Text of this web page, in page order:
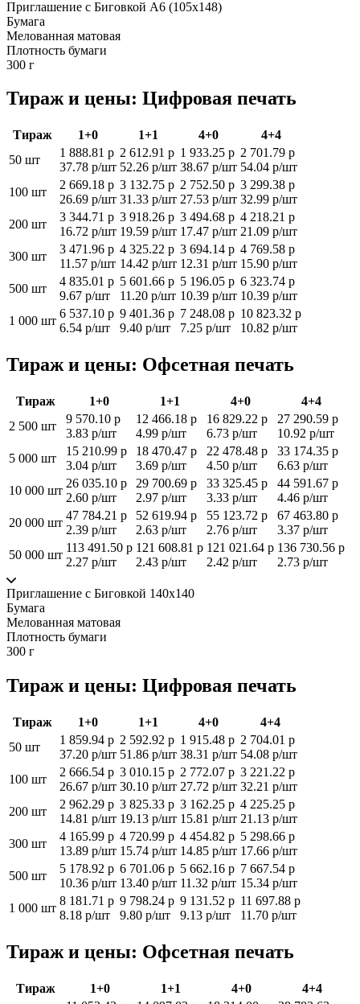
Приглашение с Биговкой А6 (105х148)
Бумага
Мелованная матовая
Плотность бумаги
300 г
Тираж и цены: Цифровая печать
Тираж 1+0 1+1 4+0
4+4
50 шт
1 888.81 р
37.78 р/шт
2 612.91 р
52.26 р/шт
1 933.25 р
38.67 р/шт
2 701.79 р
54.04 р/шт
100 шт
2 669.18 р
26.69 р/шт
3 132.75 р
31.33 р/шт
2 752.50 р
27.53 р/шт
3 299.38 р
32.99 р/шт
200 шт
3 344.71 р
16.72 р/шт
3 918.26 р
19.59 р/шт
3 494.68 р
17.47 р/шт
4 218.21 р
21.09 р/шт
300 шт
3 471.96 р
11.57 р/шт
4 325.22 р
14.42 р/шт
3 694.14 р
12.31 р/шт
4 769.58 р
15.90 р/шт
500 шт
4 835.01 р
9.67 р/шт
5 601.66 р
11.20 р/шт
5 196.05 р
10.39 р/шт
6 323.74 р
10.39 р/шт
1 000 шт
6 537.10 р
6.54 р/шт
9 401.36 р
9.40 р/шт
7 248.08 р
7.25 р/шт
10 823.32 р
10.82 р/шт
Тираж и цены: Офсетная печать
Тираж 1+0 1+1 4+0
4+4
2 500 шт
9 570.10 р
3.83 р/шт
12 466.18 р
4.99 р/шт
16 829.22 р
6.73 р/шт
27 290.59 р
10.92 р/шт
5 000 шт
15 210.99 р
3.04 р/шт
18 470.47 р
3.69 р/шт
22 478.48 р
4.50 р/шт
33 174.35 р
6.63 р/шт
10 000 шт
26 035.10 р
2.60 р/шт
29 700.69 р
2.97 р/шт
33 325.45 р
3.33 р/шт
44 591.67 р
4.46 р/шт
20 000 шт
47 784.21 р
2.39 р/шт
52 619.94 р
2.63 р/шт
55 123.72 р
2.76 р/шт
67 463.80 р
3.37 р/шт
50 000 шт
113 491.50 р
2.27 р/шт
121 608.81 р
2.43 р/шт
121 021.64 р
2.42 р/шт
136 730.56 р
2.73 р/шт
Приглашение с Биговкой 140x140
Бумага
Мелованная матовая
Плотность бумаги
300 г
Тираж и цены: Цифровая печать
Тираж 1+0 1+1 4+0
4+4
50 шт
1 859.94 р
37.20 р/шт
2 592.92 р
51.86 р/шт
1 915.48 р
38.31 р/шт
2 704.01 р
54.08 р/шт
100 шт
2 666.54 р
26.67 р/шт
3 010.15 р
30.10 р/шт
2 772.07 р
27.72 р/шт
3 221.22 р
32.21 р/шт
200 шт
2 962.29 р
14.81 р/шт
3 825.33 р
19.13 р/шт
3 162.25 р
15.81 р/шт
4 225.25 р
21.13 р/шт
300 шт
4 165.99 р
13.89 р/шт
4 720.99 р
15.74 р/шт
4 454.82 р
14.85 р/шт
5 298.66 р
17.66 р/шт
500 шт
5 178.92 р
10.36 р/шт
6 701.06 р
13.40 р/шт
5 662.16 р
11.32 р/шт
7 667.54 р
15.34 р/шт
1 000 шт
8 181.71 р
8.18 р/шт
9 798.24 р
9.80 р/шт
9 131.52 р
9.13 р/шт
11 697.88 р
11.70 р/шт
Тираж и цены: Офсетная печать
Тираж 1+0 1+1 4+0
4+4